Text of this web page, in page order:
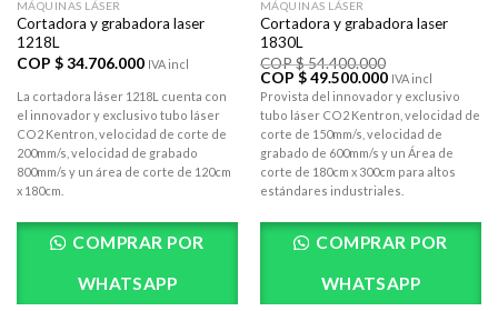
MÁQUINAS LÁSER
Cortadora y grabadora laser
1218L
COP $34.706.000 IVA incl
La cortadora láser 1218L cuenta con
el innovador y exclusivo tubo láser
CO2 Kentron, velocidad de corte de
200mm/s, velocidad de grabado
800mm/s y un área de corte de 120cm
x 180cm.
COMPRAR POR
WHATSAPP
MÁQUINAS LÁSER
Cortadora y grabadora laser
1830L
COP $54.400.000
El
precio
original
era:
COP
$ 54.400.000.
COP $49.500.000El
precio
actual
es:
COP
$ 49.500.000.
IVA incl
Provista del innovador y exclusivo
tubo láser CO2 Kentron, velocidad de
corte de 150mm/s, velocidad de
grabado de 600mm/s y un Área de
corte de 180cm x 300cm para altos
estándares industriales.
COMPRAR POR
WHATSAPP